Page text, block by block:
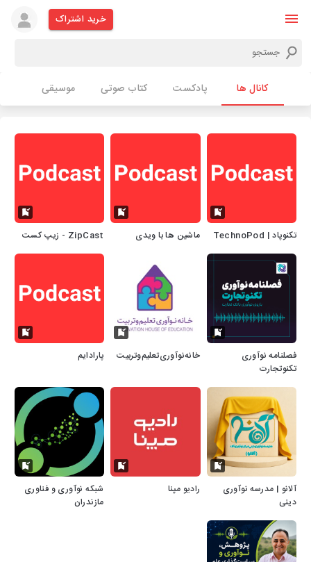
خرید اشتراک
کانال ها پادکست کتاب صوتی موسیقی
تکنوپاد | TechnoPod ماشین ها با ویدی ZipCast - زیپ کست
فصلنامه نوآوری
تکنوتجارت
خانه‌نوآوری‌تعلیم‌و‌تربیت پارادایم
آلانو | مدرسه نوآوری
دینی
رادیو مپنا
شبکه نوآوری و فناوری
مازندران